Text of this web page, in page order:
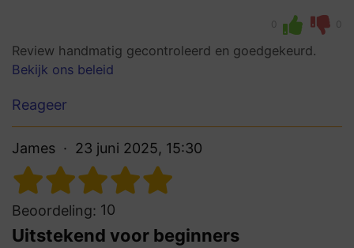
0 0
Review handmatig gecontroleerd en goedgekeurd.
Bekijk ons beleid
Reageer
James 23 juni 2025, 15:30
Beoordeling: 10
Uitstekend voor beginners